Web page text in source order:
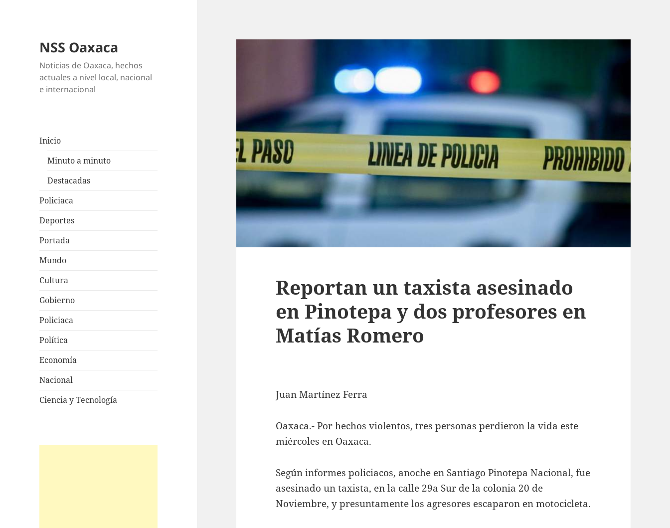
NSS Oaxaca
Noticias de Oaxaca, hechos
actuales a nivel local, nacional
e internacional
Inicio
Minuto a minuto
Destacadas
Policiaca
Deportes
Portada
Mundo
Cultura
Gobierno
Policiaca
Política
Economía
Nacional
Ciencia y Tecnología
Reportan un taxista asesinado
en Pinotepa y dos profesores en
Matías Romero
Juan Martínez Ferra
Oaxaca.- Por hechos violentos, tres personas perdieron la vida este
miércoles en Oaxaca.
Según informes policiacos, anoche en Santiago Pinotepa Nacional, fue
asesinado un taxista, en la calle 29a Sur de la colonia 20 de
Noviembre, y presuntamente los agresores escaparon en motocicleta.